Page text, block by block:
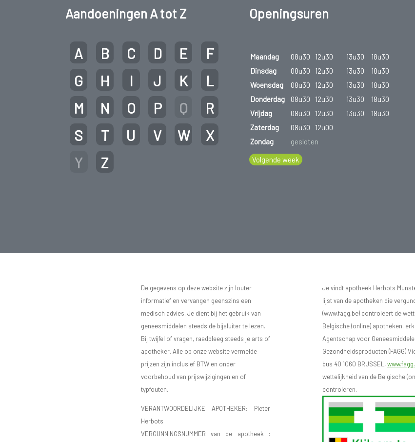
Aandoeningen A tot Z
A B C D E
F
G
H I J K
L
M
N O P Q
R
S
T U V W
X
Y
Z
Openingsuren
Maandag 08u30 12u30 13u30
18u30
Dinsdag
08u30 12u30 13u30
18u30
Woensdag
08u30 12u30 13u30
18u30
Donderdag
08u30 12u30 13u30
18u30
Vrijdag
08u30 12u30 13u30
18u30
Zaterdag
08u30
12u00
Zondag
gesloten
Volgende week
De gegevens op deze website zijn louter
informatief en vervangen geenszins een
medisch advies. Je dient bij het gebruik van
geneesmiddelen steeds de bijsluiter te lezen.
Bij twijfel of vragen, raadpleeg steeds je arts of
apotheker. Alle op onze website vermelde
prijzen zijn inclusief BTW en onder
voorbehoud van prijswijzigingen en of
typfouten.
VERANTWOORDELIJKE APOTHEKER: Pieter
Herbots
VERGUNNINGSNUMMER van de apotheek :
Je vindt apotheek Herbots
lijst van de apotheken die
(www.fagg.be) controleert de
Belgische (online) apotheken.
Agentschap voor
Gezondheidsproducten (FAGG)
bus 40 1060 BRUSSEL,
wettelijkheid van de Belgische
controleren.